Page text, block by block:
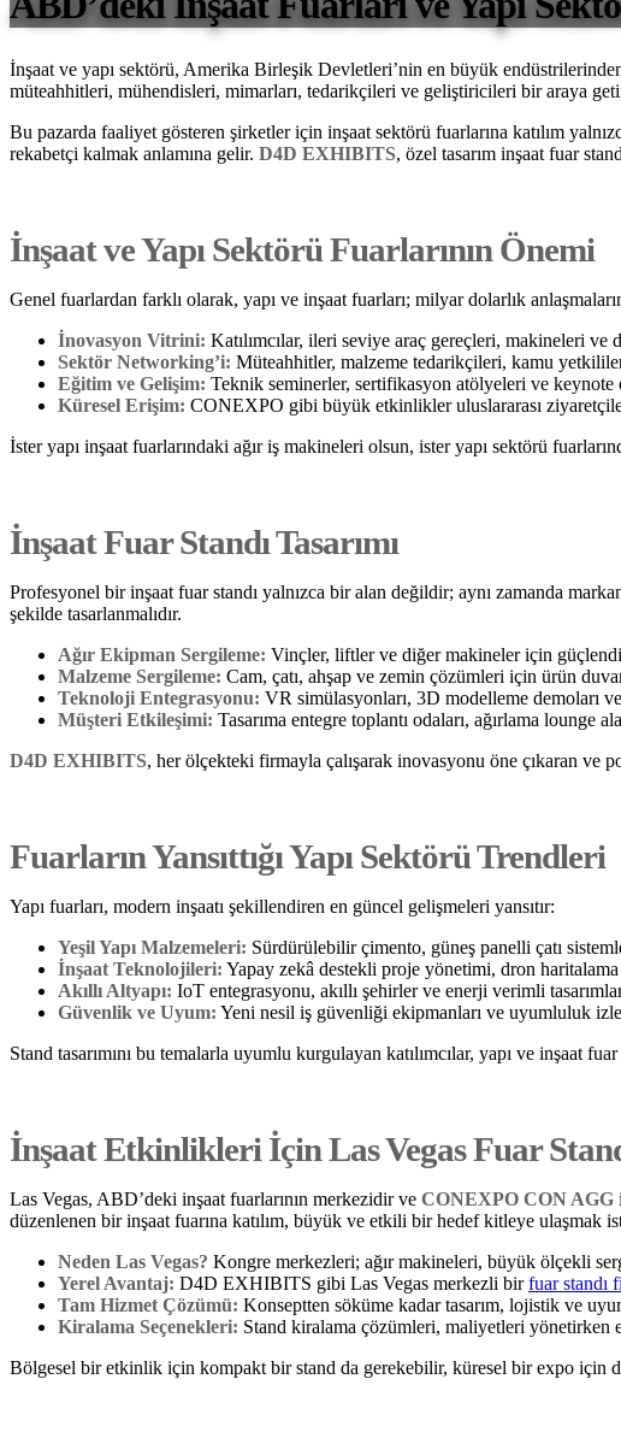
İnşaat ve yapı sektörü, Amerika Birleşik Devletleri’nin en büyük
müteahhitleri, mühendisleri, mimarları, tedarikçileri ve geliştiricileri bir araya
Bu pazarda faaliyet gösteren şirketler için inşaat sektörü fuarlarına katılım
rekabetçi kalmak anlamına gelir. D4D EXHIBITS, özel tasarım inşaat fuar
İnşaat ve Yapı Sektörü Fuarlarının Önemi
Genel fuarlardan farklı olarak, yapı ve inşaat fuarları; milyar dolarlık
İnovasyon Vitrini: Katılımcılar, ileri seviye araç gereçleri, makineleri
Sektör Networking’i: Müteahhitler, malzeme tedarikçileri, kamu
Eğitim ve Gelişim: Teknik seminerler, sertifikasyon atölyeleri ve keynote
Küresel Erişim: CONEXPO gibi büyük etkinlikler uluslararası
İster yapı inşaat fuarlarındaki ağır iş makineleri olsun, ister yapı sektörü
İnşaat Fuar Standı Tasarımı
Profesyonel bir inşaat fuar standı yalnızca bir alan değildir; aynı zamanda
şekilde tasarlanmalıdır.
Ağır Ekipman Sergileme: Vinçler, liftler ve diğer makineler için
Malzeme Sergileme: Cam, çatı, ahşap ve zemin çözümleri için ürün
Teknoloji Entegrasyonu: VR simülasyonları, 3D modelleme demoları
Müşteri Etkileşimi: Tasarıma entegre toplantı odaları, ağırlama lounge
D4D EXHIBITS, her ölçekteki firmayla çalışarak inovasyonu öne çıkaran ve
Fuarların Yansıttığı Yapı Sektörü Trendleri
Yapı fuarları, modern inşaatı şekillendiren en güncel gelişmeleri yansıtır:
Yeşil Yapı Malzemeleri: Sürdürülebilir çimento, güneş panelli çatı
İnşaat Teknolojileri: Yapay zekâ destekli proje yönetimi, dron
Akıllı Altyapı: IoT entegrasyonu, akıllı şehirler ve enerji verimli
Güvenlik ve Uyum: Yeni nesil iş güvenliği ekipmanları ve uyumluluk
Stand tasarımını bu temalarla uyumlu kurgulayan katılımcılar, yapı ve inşaat
İnşaat Etkinlikleri İçin Las Vegas Fuar
Las Vegas, ABD’deki inşaat fuarlarının merkezidir ve CONEXPO CON AGG
düzenlenen bir inşaat fuarına katılım, büyük ve etkili bir hedef kitleye ulaşmak
Neden Las Vegas? Kongre merkezleri; ağır makineleri, büyük ölçekli
Yerel Avantaj: D4D EXHIBITS gibi Las Vegas merkezli birfuar standı
Tam Hizmet Çözümü: Konseptten söküme kadar tasarım, lojistik ve
Kiralama Seçenekleri: Stand kiralama çözümleri, maliyetleri yönetirken
Bölgesel bir etkinlik için kompakt bir stand da gerekebilir, küresel bir expo için